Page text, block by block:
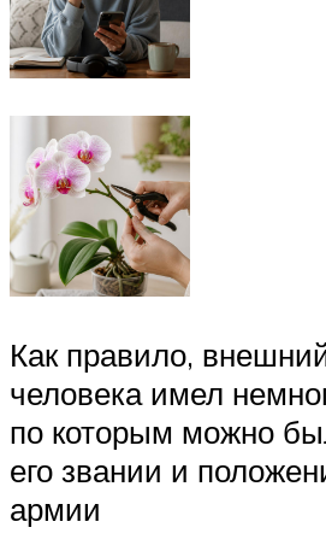
Как правило,
человека имел
по которым можно
его звании и
армии